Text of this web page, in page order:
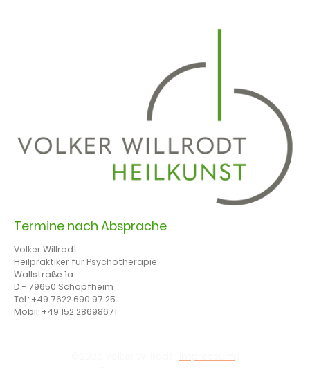
Termine nach Absprache
Volker Willrodt
Heilpraktiker für Psychotherapie
Wallstraße 1a
D - 79650 Schopfheim
Tel.: +49 7622 690 97 25
Mobil: +49 152 28698671‬